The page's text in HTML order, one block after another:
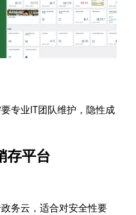
专业IT团队维护，隐性成
存平台
务云，适合对安全性要